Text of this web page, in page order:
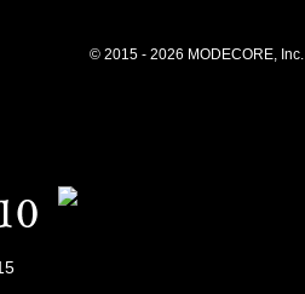
© 2015 - 2026 MODECORE, Inc.